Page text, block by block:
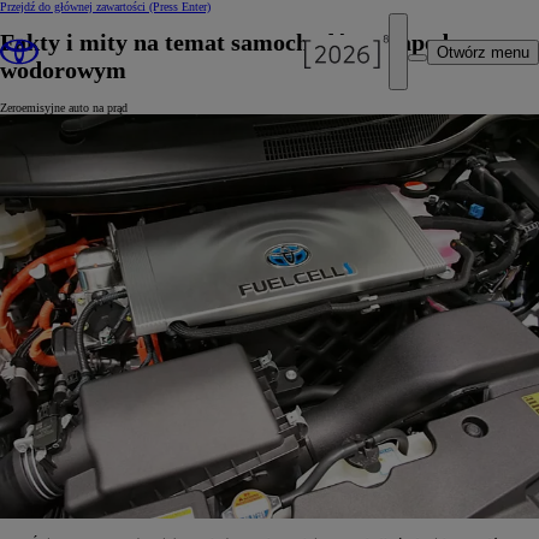
Przejdź do głównej zawartości (Press Enter)
Otwórz menu
Fakty i mity na temat samochodów z napędem
wodorowym
Zeroemisyjne auto na prąd